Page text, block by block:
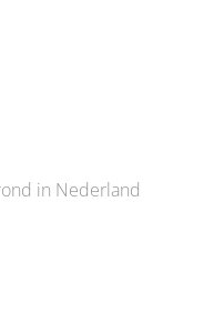
in Nederland